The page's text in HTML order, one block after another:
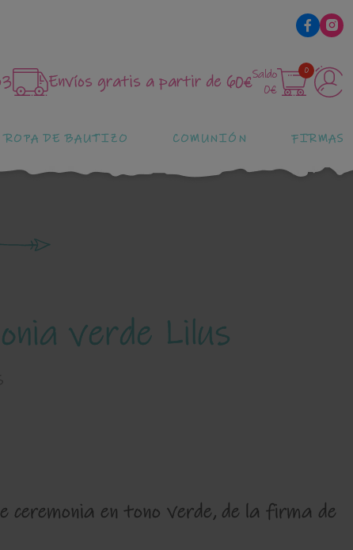
Envíos gratis a partir de 60€Saldo
0€
0
ROPA DE BAUTIZO COMUNIÓN FIRMAS
verde Lilus
ceremonia en tono verde, de la firma de